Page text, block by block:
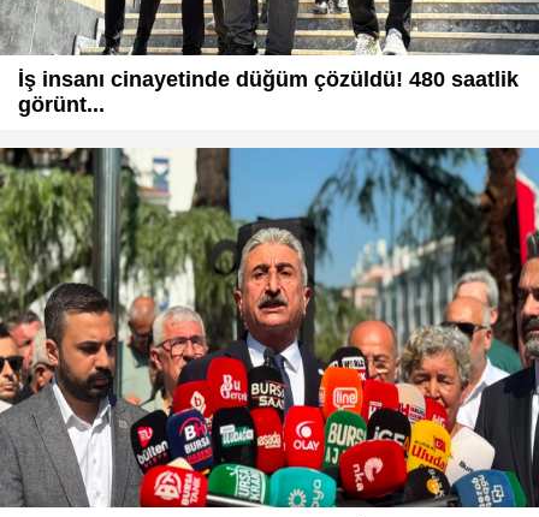
İş insanı cinayetinde düğüm çözüldü! 480 saatlik
görünt...